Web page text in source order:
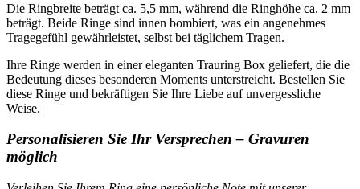
Die Ringbreite beträgt ca. 5,5 mm, während die Ringhöhe ca. 2 mm
beträgt. Beide Ringe sind innen bombiert, was ein angenehmes
Tragegefühl gewährleistet, selbst bei täglichem Tragen.
Ihre Ringe werden in einer eleganten Trauring Box geliefert, die die
Bedeutung dieses besonderen Moments unterstreicht. Bestellen Sie
diese Ringe und bekräftigen Sie Ihre Liebe auf unvergessliche
Weise.
Personalisieren Sie Ihr Versprechen – Gravuren
möglich